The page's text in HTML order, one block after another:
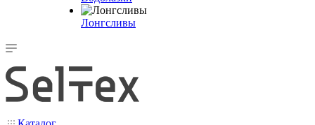
Лонгсливы